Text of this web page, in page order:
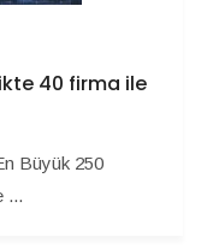
40 firma ile
Büyük 250
...